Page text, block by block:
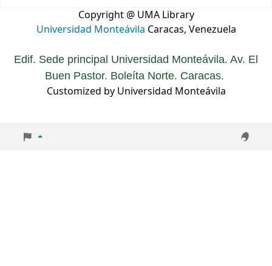
Copyright @ UMA Library
Universidad Monteávila Caracas, Venezuela
Edif. Sede principal Universidad Monteávila. Av. El
Buen Pastor. Boleíta Norte. Caracas.
Customized by Universidad Monteávila